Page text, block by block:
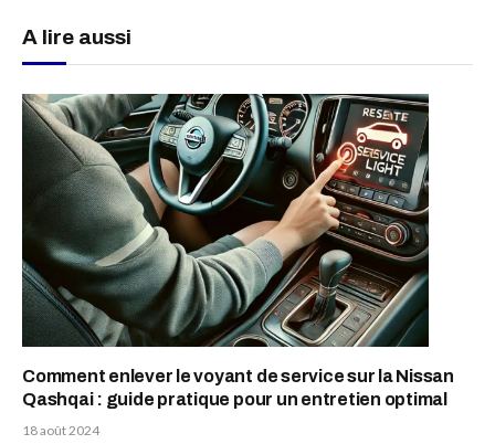
A lire aussi
Comment enlever le voyant de service sur la Nissan
Qashqai : guide pratique pour un entretien optimal
18 août 2024